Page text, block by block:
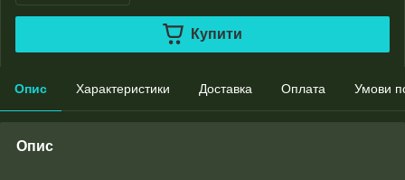
Купити
Опис Характеристики Доставка Оплата Умови
Опис